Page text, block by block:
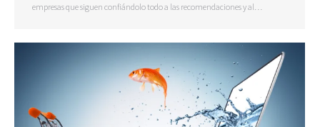
empresas que siguen confiándolo todo a las recomendaciones y al…